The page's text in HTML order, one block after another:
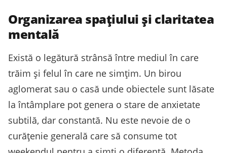
Organizarea spațiului și claritatea
mentală
Există o legătură strânsă între mediul în care
trăim și felul în care ne simțim. Un birou
aglomerat sau o casă unde obiectele sunt lăsate
la întâmplare pot genera o stare de anxietate
subtilă, dar constantă. Nu este nevoie de o
curățenie generală care să consume tot